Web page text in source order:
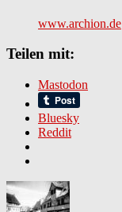
www.archion.de
Teilen mit:
Mastodon
Bluesky
Reddit